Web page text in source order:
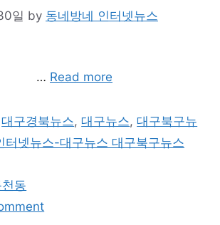
일 by 동네방네 인터넷뉴스
Read more
대구경북뉴스,대구뉴스,대구북구뉴
터넷뉴스-대구뉴스 대구북구뉴스
동